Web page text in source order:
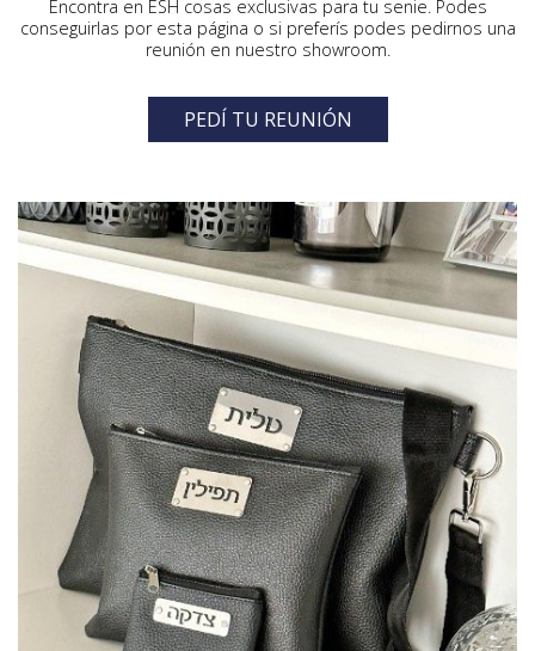
Encontra en ESH cosas exclusivas para tu senie. Podes
conseguirlas por esta página o si preferís podes pedirnos una
reunión en nuestro showroom.
PEDÍ TU REUNIÓN